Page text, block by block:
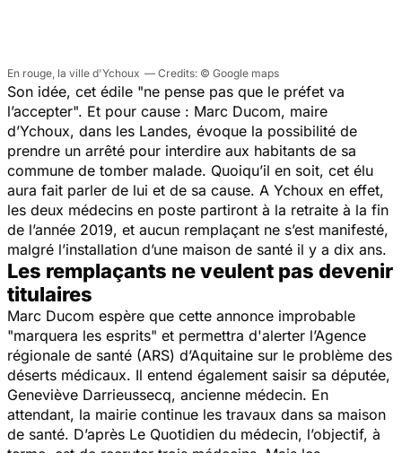
En rouge, la ville d'Ychoux © Google maps
Son idée, cet édile "ne pense pas que le préfet va
l’accepter". Et pour cause : Marc Ducom, maire
d’Ychoux, dans les Landes, évoque la possibilité de
prendre un arrêté pour interdire aux habitants de sa
commune de tomber malade. Quoiqu’il en soit, cet élu
aura fait parler de lui et de sa cause. A Ychoux en effet,
les deux médecins en poste partiront à la retraite à la fin
de l’année 2019, et aucun remplaçant ne s’est manifesté,
malgré l’installation d’une maison de santé il y a dix ans.
Les remplaçants ne veulent pas devenir
titulaires
Marc Ducom espère que cette annonce improbable
"marquera les esprits" et permettra d'alerter l’Agence
régionale de santé (ARS) d’Aquitaine sur le problème des
déserts médicaux. Il entend également saisir sa députée,
Geneviève Darrieussecq, ancienne médecin. En
attendant, la mairie continue les travaux dans sa maison
de santé. D’après Le Quotidien du médecin, l’objectif, à